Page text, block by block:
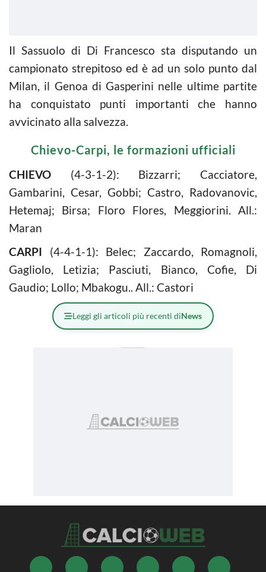
Il Sassuolo di Di Francesco sta disputando un
campionato strepitoso ed è ad un solo punto dal
Milan, il Genoa di Gasperini nelle ultime partite
ha conquistato punti importanti che hanno
avvicinato alla salvezza.
Chievo-Carpi, le formazioni ufficiali
CHIEVO (4-3-1-2): Bizzarri; Cacciatore,
Gambarini, Cesar, Gobbi; Castro, Radovanovic,
Hetemaj; Birsa; Floro Flores, Meggiorini. All.:
Maran
CARPI (4-4-1-1): Belec; Zaccardo, Romagnoli,
Gagliolo, Letizia; Pasciuti, Bianco, Cofie, Di
Gaudio; Lollo; Mbakogu.. All.: Castori
Leggi gli articoli più recenti diNews